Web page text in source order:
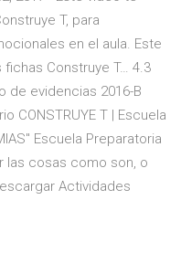
T, para
en el aula. Este
Construye T… 4.3
de evidencias 2016-B
CONSTRUYE T | Escuela
Escuela Preparatoria
las cosas como son, o
Actividades